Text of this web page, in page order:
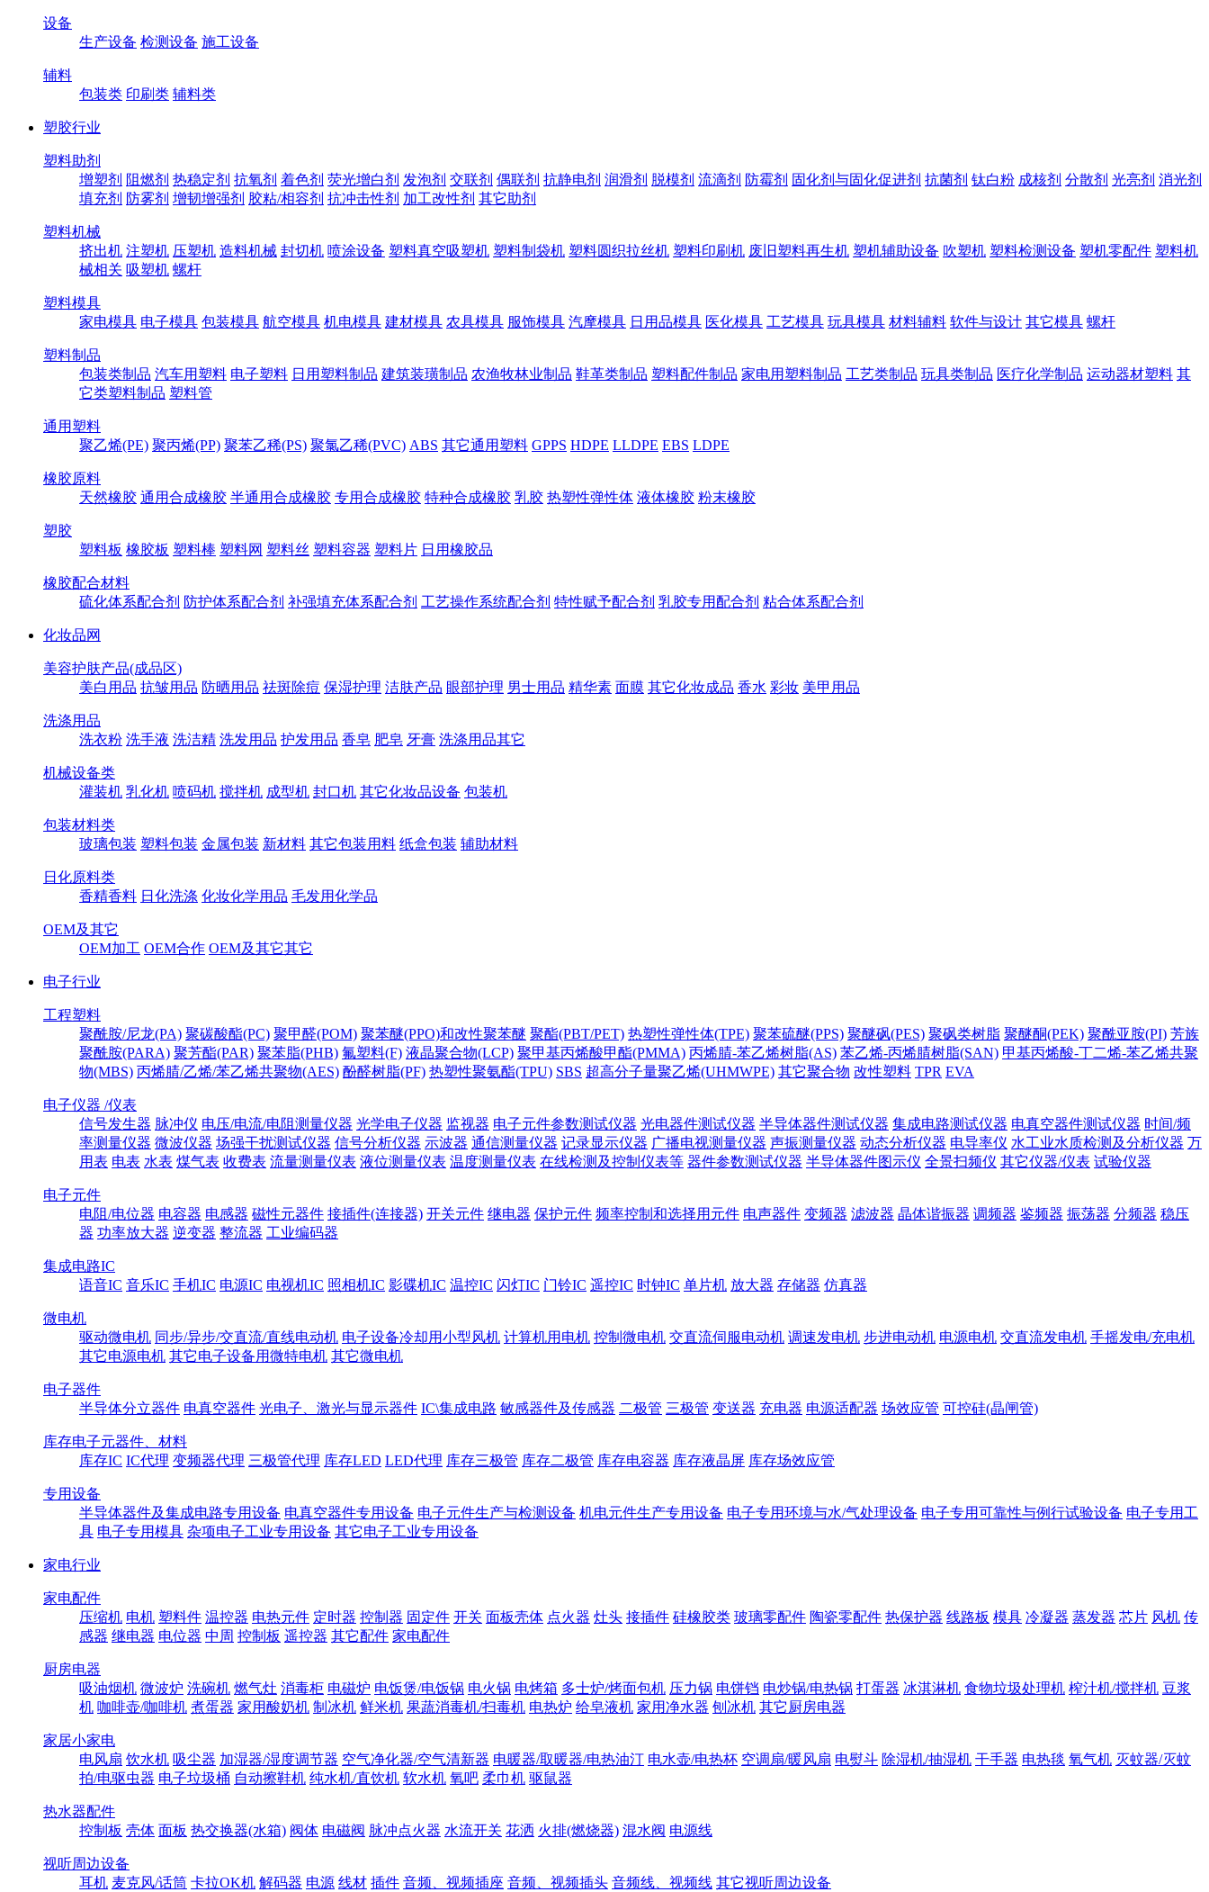
设备
生产设备 检测设备 施工设备
辅料
包装类 印刷类 辅料类
塑胶行业
塑料助剂
增塑剂 阻燃剂 热稳定剂 抗氧剂 着色剂 荧光增白剂 发泡剂 交联剂 偶联剂 抗静电剂 润滑剂 脱模剂 流滴剂 防霉剂 固化剂与固化促进剂 抗菌剂 钛白粉 成核剂 分散剂 光亮剂 消光剂
填充剂 防雾剂 增韧增强剂 胶粘/相容剂 抗冲击性剂 加工改性剂 其它助剂
塑料机械
挤出机 注塑机 压塑机 造料机械 封切机 喷涂设备 塑料真空吸塑机 塑料制袋机 塑料圆织拉丝机 塑料印刷机 废旧塑料再生机 塑机辅助设备 吹塑机 塑料检测设备 塑机零配件 塑料机
械相关 吸塑机 螺杆
塑料模具
家电模具 电子模具 包装模具 航空模具 机电模具 建材模具 农具模具 服饰模具 汽摩模具 日用品模具 医化模具 工艺模具 玩具模具 材料辅料 软件与设计 其它模具 螺杆
塑料制品
包装类制品 汽车用塑料 电子塑料 日用塑料制品 建筑装璜制品 农渔牧林业制品 鞋革类制品 塑料配件制品 家电用塑料制品 工艺类制品 玩具类制品 医疗化学制品 运动器材塑料 其
它类塑料制品 塑料管
通用塑料
聚乙烯(PE) 聚丙烯(PP) 聚苯乙稀(PS) 聚氯乙稀(PVC) ABS 其它通用塑料 GPPS HDPE LLDPE EBS LDPE
橡胶原料
天然橡胶 通用合成橡胶 半通用合成橡胶 专用合成橡胶 特种合成橡胶 乳胶 热塑性弹性体 液体橡胶 粉末橡胶
塑胶
塑料板 橡胶板 塑料棒 塑料网 塑料丝 塑料容器 塑料片 日用橡胶品
橡胶配合材料
硫化体系配合剂 防护体系配合剂 补强填充体系配合剂 工艺操作系统配合剂 特性赋予配合剂 乳胶专用配合剂 粘合体系配合剂
化妆品网
美容护肤产品(成品区)
美白用品 抗皱用品 防晒用品 祛斑除痘 保湿护理 洁肤产品 眼部护理 男士用品 精华素 面膜 其它化妆成品 香水 彩妆 美甲用品
洗涤用品
洗衣粉 洗手液 洗洁精 洗发用品 护发用品 香皂 肥皂 牙膏 洗涤用品其它
机械设备类
灌装机 乳化机 喷码机 搅拌机 成型机 封口机 其它化妆品设备 包装机
包装材料类
玻璃包装 塑料包装 金属包装 新材料 其它包装用料 纸盒包装 辅助材料
日化原料类
香精香料 日化洗涤 化妆化学用品 毛发用化学品
OEM及其它
OEM加工 OEM合作 OEM及其它其它
电子行业
工程塑料
聚酰胺/尼龙(PA) 聚碳酸酯(PC) 聚甲醛(POM) 聚苯醚(PPO)和改性聚苯醚 聚酯(PBT/PET) 热塑性弹性体(TPE) 聚苯硫醚(PPS) 聚醚砜(PES) 聚砜类树脂 聚醚酮(PEK) 聚酰亚胺(PI) 芳族
聚酰胺(PARA) 聚芳酯(PAR) 聚苯脂(PHB) 氟塑料(F) 液晶聚合物(LCP) 聚甲基丙烯酸甲酯(PMMA) 丙烯腈-苯乙烯树脂(AS) 苯乙烯-丙烯腈树脂(SAN) 甲基丙烯酸-丁二烯-苯乙烯共聚
物(MBS) 丙烯腈/乙烯/苯乙烯共聚物(AES) 酚醛树脂(PF) 热塑性聚氨酯(TPU) SBS 超高分子量聚乙烯(UHMWPE) 其它聚合物 改性塑料 TPR EVA
电子仪器 /仪表
信号发生器 脉冲仪 电压/电流/电阻测量仪器 光学电子仪器 监视器 电子元件参数测试仪器 光电器件测试仪器 半导体器件测试仪器 集成电路测试仪器 电真空器件测试仪器 时间/频
率测量仪器 微波仪器 场强干扰测试仪器 信号分析仪器 示波器 通信测量仪器 记录显示仪器 广播电视测量仪器 声振测量仪器 动态分析仪器 电导率仪 水工业水质检测及分析仪器 万
用表 电表 水表 煤气表 收费表 流量测量仪表 液位测量仪表 温度测量仪表 在线检测及控制仪表等 器件参数测试仪器 半导体器件图示仪 全景扫频仪 其它仪器/仪表 试验仪器
电子元件
电阻/电位器 电容器 电感器 磁性元器件 接插件(连接器) 开关元件 继电器 保护元件 频率控制和选择用元件 电声器件 变频器 滤波器 晶体谐振器 调频器 鉴频器 振荡器 分频器 稳压
器 功率放大器 逆变器 整流器 工业编码器
集成电路IC
语音IC 音乐IC 手机IC 电源IC 电视机IC 照相机IC 影碟机IC 温控IC 闪灯IC 门铃IC 遥控IC 时钟IC 单片机 放大器 存储器 仿真器
微电机
驱动微电机 同步/异步/交直流/直线电动机 电子设备冷却用小型风机 计算机用电机 控制微电机 交直流伺服电动机 调速发电机 步进电动机 电源电机 交直流发电机 手摇发电/充电机
其它电源电机 其它电子设备用微特电机 其它微电机
电子器件
半导体分立器件 电真空器件 光电子、激光与显示器件 IC\集成电路 敏感器件及传感器 二极管 三极管 变送器 充电器 电源适配器 场效应管 可控硅(晶闸管)
库存电子元器件、材料
库存IC IC代理 变频器代理 三极管代理 库存LED LED代理 库存三极管 库存二极管 库存电容器 库存液晶屏 库存场效应管
专用设备
半导体器件及集成电路专用设备 电真空器件专用设备 电子元件生产与检测设备 机电元件生产专用设备 电子专用环境与水/气处理设备 电子专用可靠性与例行试验设备 电子专用工
具 电子专用模具 杂项电子工业专用设备 其它电子工业专用设备
家电行业
家电配件
压缩机 电机 塑料件 温控器 电热元件 定时器 控制器 固定件 开关 面板壳体 点火器 灶头 接插件 硅橡胶类 玻璃零配件 陶瓷零配件 热保护器 线路板 模具 冷凝器 蒸发器 芯片 风机 传
感器 继电器 电位器 中周 控制板 遥控器 其它配件 家电配件
厨房电器
吸油烟机 微波炉 洗碗机 燃气灶 消毒柜 电磁炉 电饭煲/电饭锅 电火锅 电烤箱 多士炉/烤面包机 压力锅 电饼铛 电炒锅/电热锅 打蛋器 冰淇淋机 食物垃圾处理机 榨汁机/搅拌机 豆浆
机 咖啡壶/咖啡机 煮蛋器 家用酸奶机 制冰机 鲜米机 果蔬消毒机/扫毒机 电热炉 给皂液机 家用净水器 刨冰机 其它厨房电器
家居小家电
电风扇 饮水机 吸尘器 加湿器/湿度调节器 空气净化器/空气清新器 电暖器/取暖器/电热油汀 电水壶/电热杯 空调扇/暖风扇 电熨斗 除湿机/抽湿机 干手器 电热毯 氧气机 灭蚊器/灭蚊
拍/电驱虫器 电子垃圾桶 自动擦鞋机 纯水机/直饮机 软水机 氧吧 柔巾机 驱鼠器
热水器配件
控制板 壳体 面板 热交换器(水箱) 阀体 电磁阀 脉冲点火器 水流开关 花洒 火排(燃烧器) 混水阀 电源线
视听周边设备
耳机 麦克风/话筒 卡拉OK机 解码器 电源 线材 插件 音频、视频插座 音频、视频插头 音频线、视频线 其它视听周边设备